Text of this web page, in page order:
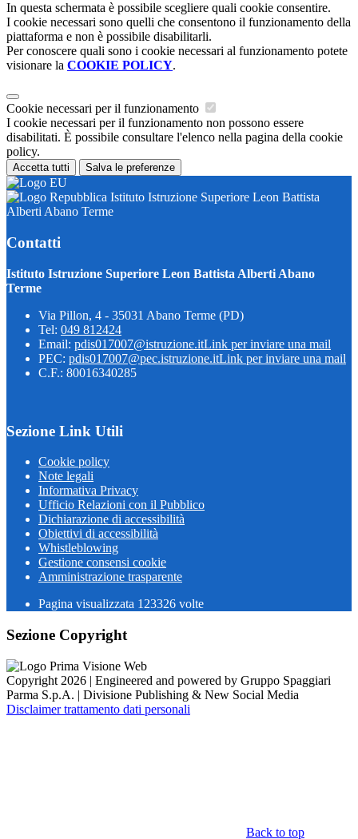
In questa schermata è possibile scegliere quali cookie consentire.
I cookie necessari sono quelli che consentono il funzionamento della
piattaforma e non è possibile disabilitarli.
Per conoscere quali sono i cookie necessari al funzionamento potete
visionare la COOKIE POLICY.
Cookie necessari per il funzionamento
I cookie necessari per il funzionamento non possono essere
disabilitati. È possibile consultare l'elenco nella pagina della cookie
policy.
Accetta tutti Salva le preferenze
Istituto Istruzione Superiore Leon Battista
Alberti Abano Terme
Contatti
Istituto Istruzione Superiore Leon Battista Alberti Abano
Terme
Via Pillon, 4 - 35031 Abano Terme (PD)
Tel: 049 812424
Email: pdis017007@istruzione.itLink per inviare una mail
PEC: pdis017007@pec.istruzione.itLink per inviare una mail
C.F.: 80016340285
Sezione Link Utili
Cookie policy
Note legali
Informativa Privacy
Ufficio Relazioni con il Pubblico
Dichiarazione di accessibilità
Obiettivi di accessibilità
Whistleblowing
Gestione consensi cookie
Amministrazione trasparente
Pagina visualizzata 123326 volte
Sezione Copyright
Copyright 2026 | Engineered and powered by Gruppo Spaggiari
Parma S.p.A. | Divisione Publishing & New Social Media
Disclaimer trattamento dati personali
Back to top